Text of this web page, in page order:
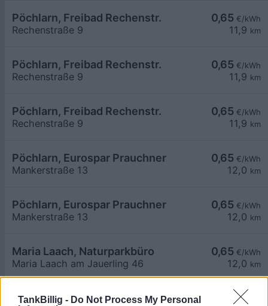
TankBillig - Do Not Process My Personal
0,65 €/kWh
11,9 km
Pöchlarn, Freibad Rechenstr.
Rechenstraße 9
0,65 €/kWh
11,9 km
Pöchlarn, Freibad Rechenstr.
Rechenstraße 9
0,65 €/kWh
11,9 km
Pöchlarn, Freibad Rechenstr.
Rechenstraße 9
0,65 €/kWh
12,0 km
Pöchlarn, Eurospar Prauchner
Mankerstraße 13
0,65 €/kWh
12,0 km
Pöchlarn, Eurospar Prauchner
Mankerstraße 13
0,65 €/kWh
12,0 km
Maria Laach, Naturparkbüro
Maria Laach am Jauerling 46
€/kWh
Garant Zentrale Pöchlarn